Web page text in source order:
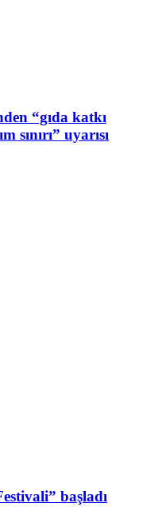
“gıda katkı
sınırı” uyarısı
başladı